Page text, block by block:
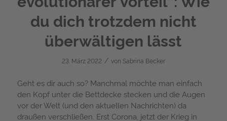
du dich trotzdem nicht
überwältigen lässt
23. März 2022 / von Sabrina Becker
Geht es dir auch so? Manchmal möchte man einfach
den Kopf unter die Bettdecke stecken und die Augen
vor der Welt (und den aktuellen Nachrichten) da
draußen verschließen. Erst Corona, jetzt der Krieg in